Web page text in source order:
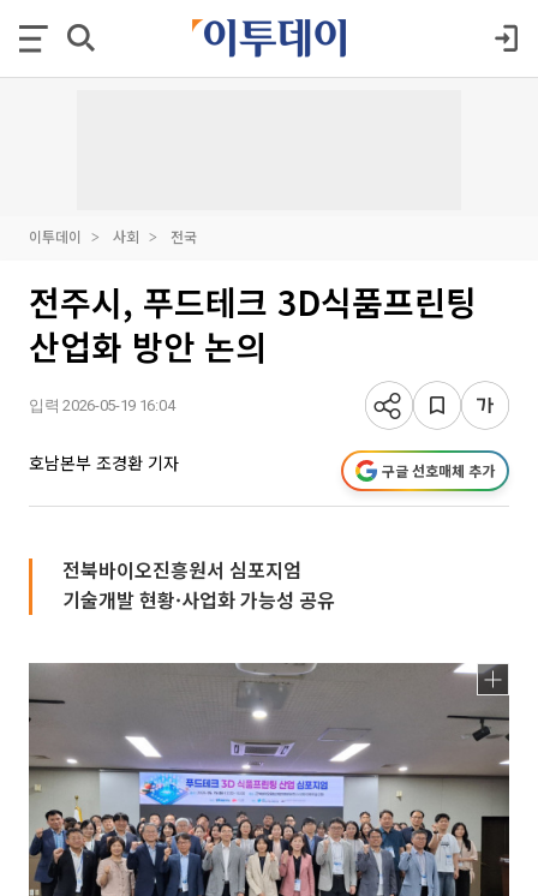
이투데이 사회 전국
전주시, 푸드테크 3D식품프린팅
산업화 방안 논의
입력 2026-05-19 16:04
호남본부 조경환 기자 구글 선호매체 추가
전북바이오진흥원서 심포지엄
기술개발 현황·사업화 가능성 공유